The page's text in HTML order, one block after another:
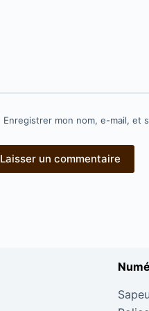
Enregistrer mon nom, e-mail, et
Laisser un commentaire